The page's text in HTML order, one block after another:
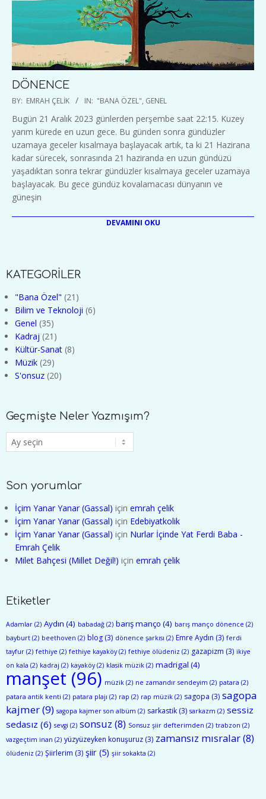
DÖNENCE
2023-
21
BY: EMRAH ÇELIK IN: "BANA ÖZEL", GENEL
Bugün 21 Aralık 2023 günlerden perşembe saat 22:15. Kuzey
yarım kürede en uzun gece. Bu günden sonra gündüzler
uzamaya geceler kısalmaya başlayacak artık, ta ki 21 Hazirana
kadar sürecek, sonrasında 21 haziranda en uzun gündüzü
yaşadıktan sonra tekrar gündüzler kısalmaya geceler uzamaya
başlayacak. Bu gece gündüz kovalamacası dünyanın ve
güneşin
DEVAMINI OKU
KATEGORİLER
"Bana Özel" (21)
Bilim ve Teknoloji (6)
Genel (35)
Kadraj (21)
Kültür-Sanat (8)
Müzik (29)
S'onsuz (20)
Geçmişte Neler Yazmışım?
Geçmişte
Neler
Son yorumlar
İçim Yanar Yanar (Gassal) için emrah çelik
İçim Yanar Yanar (Gassal) için Edebiyatkolik
İçim Yanar Yanar (Gassal) için Nurlar İçinde Yat Ferdi Baba -
Emrah Çelik
Milet Bahçesi (Millet Değil!) için emrah çelik
Etiketler
Adamlar (2) Aydın (4) babadağ (2) barış manço (4) barış manço dönence (2)
bayburt (2) beethoven (2) blog (3) dönence şarkısı (2) Emre Aydın (3) ferdi
tayfur (2) fethiye (2) fethiye kayaköy(2) fethiye ölüdeniz (2) gazapizm (3) ikiye
on kala (2) kadraj (2) kayaköy(2) klasik müzik (2) madrigal (4)
manşet (96) müzik (2) ne zamandır sendeyim (2) patara (2)
patara antik kenti (2) patara plajı (2) rap (2) rap müzik (2) sagopa (3) sagopa
kajmer(9) sagopa kajmer son albüm (2) sarkastik (3) sarkazm (2) sessiz
sedasız (6) sevgi (2) sonsuz (8) Sonsuz şiir defterimden (2) trabzon (2)
vazgeçtim inan (2) yüzyüzeyken konuşuruz (3) zamansız mısralar(8)
ölüdeniz (2) Şiirlerim (3) şiir (5) şiir sokakta (2)